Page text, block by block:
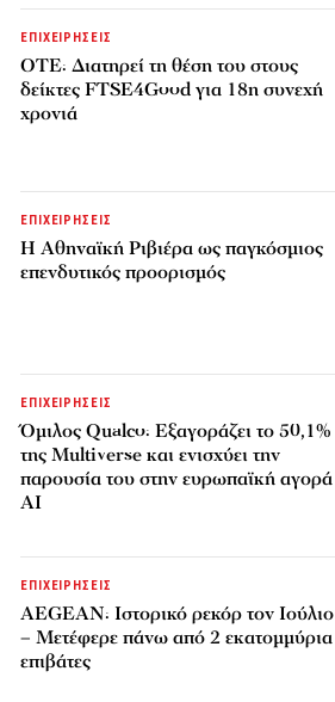
ΕΠΙΧΕΙΡΗΣΕΙΣ
ΟΤΕ: Διατηρεί τη θέση του στους
δείκτες FTSE4Good για 18η συνεχή
χρονιά
ΕΠΙΧΕΙΡΗΣΕΙΣ
Η Αθηναϊκή Ριβιέρα ως παγκόσμιος
επενδυτικός προορισμός
ΕΠΙΧΕΙΡΗΣΕΙΣ
Όμιλος Qualco: Εξαγοράζει το 50,1%
της Multiverse και ενισχύει την
παρουσία του στην ευρωπαϊκή αγορά
AI
ΕΠΙΧΕΙΡΗΣΕΙΣ
AEGEAN: Ιστορικό ρεκόρ τον Ιούλιο
– Μετέφερε πάνω από 2 εκατομμύρια
επιβάτες